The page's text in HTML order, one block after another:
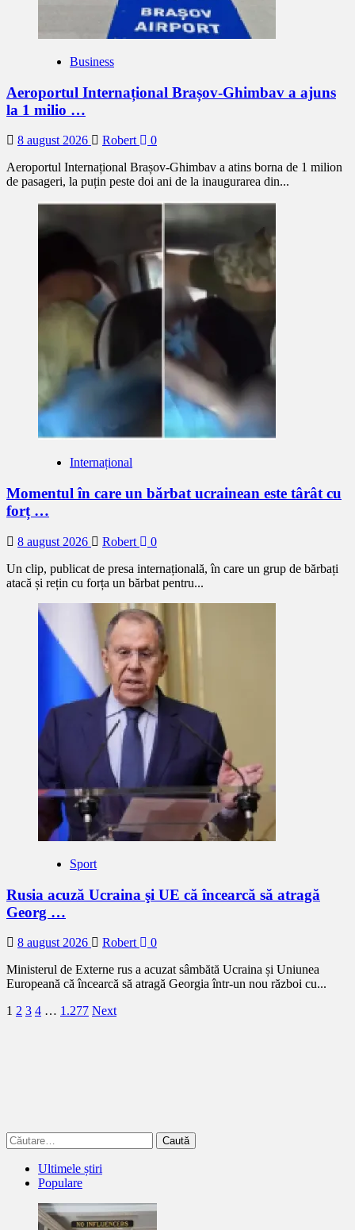
Business
Aeroportul Internațional Brașov-Ghimbav a ajuns
la 1 milio …
8 august 2026 Robert
0
Aeroportul Internațional Brașov-Ghimbav a atins borna de 1 milion
de pasageri, la puțin peste doi ani de la inaugurarea din...
Internațional
Momentul în care un bărbat ucrainean este târât cu
forț …
8 august 2026 Robert
0
Un clip, publicat de presa internațională, în care un grup de bărbați
atacă și rețin cu forța un bărbat pentru...
Sport
Rusia acuză Ucraina şi UE că încearcă să atragă
Georg …
8 august 2026 Robert
0
Ministerul de Externe rus a acuzat sâmbătă Ucraina și Uniunea
Europeană că încearcă să atragă Georgia într-un nou război cu...
Paginație
1 2 3 4 … 1.277 Next
Caută
după:
Ultimele știri
Populare